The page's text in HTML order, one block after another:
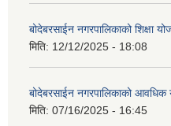
बोदेबरसाईन नगरपालिकाको शिक्षा
मिति: 12/12/2025 - 18:08
बोदेबरसाईन नगरपालिकाको
मिति: 07/16/2025 - 16:45